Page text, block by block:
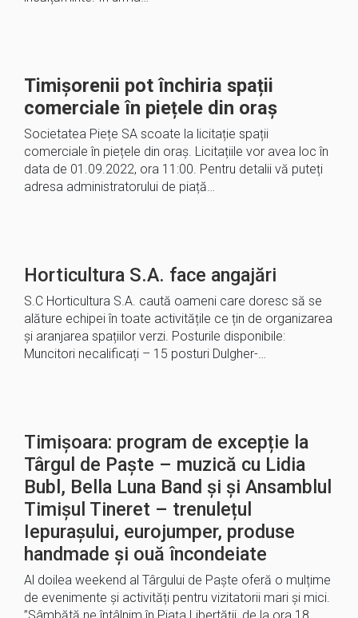
Timișorenii pot închiria spații
comerciale în piețele din oraș
Societatea Piețe SA scoate la licitație spații
comerciale în piețele din oraș. Licitațiile vor avea loc în
data de 01.09.2022, ora 11:00. Pentru detalii vă puteți
adresa administratorului de piață…
Horticultura S.A. face angajări
S.C Horticultura S.A. caută oameni care doresc să se
alăture echipei în toate activitățile ce țin de organizarea
și aranjarea spațiilor verzi. Posturile disponibile:
Muncitori necalificați – 15 posturi Dulgher-…
Timișoara: program de excepție la
Târgul de Paște – muzică cu Lidia
Bubl, Bella Luna Band și și Ansamblul
Timișul Tineret – trenulețul
Iepurașului, eurojumper, produse
handmade și ouă încondeiate
Al doilea weekend al Târgului de Paște oferă o mulțime
de evenimente și activități pentru vizitatorii mari și mici.